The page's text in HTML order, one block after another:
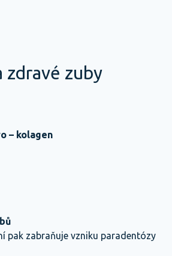
zdravé zuby
– kolagen
pak zabraňuje vzniku paradentózy